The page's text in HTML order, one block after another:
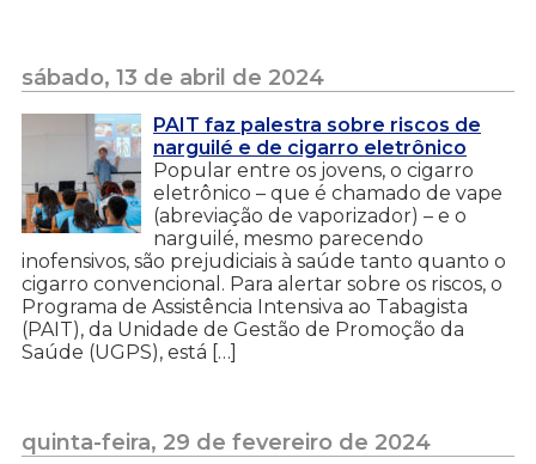
sábado, 13 de abril de 2024
PAIT faz palestra sobre riscos de
narguilé e de cigarro eletrônico
Popular entre os jovens, o cigarro
eletrônico – que é chamado de vape
(abreviação de vaporizador) – e o
narguilé, mesmo parecendo
inofensivos, são prejudiciais à saúde tanto quanto o
cigarro convencional. Para alertar sobre os riscos, o
Programa de Assistência Intensiva ao Tabagista
(PAIT), da Unidade de Gestão de Promoção da
Saúde (UGPS), está […]
quinta-feira, 29 de fevereiro de 2024